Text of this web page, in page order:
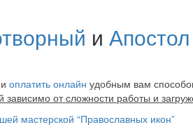
и
и оплатить онлайн удобным вам
зависимо от сложности работы и
мастерской “Православных икон”